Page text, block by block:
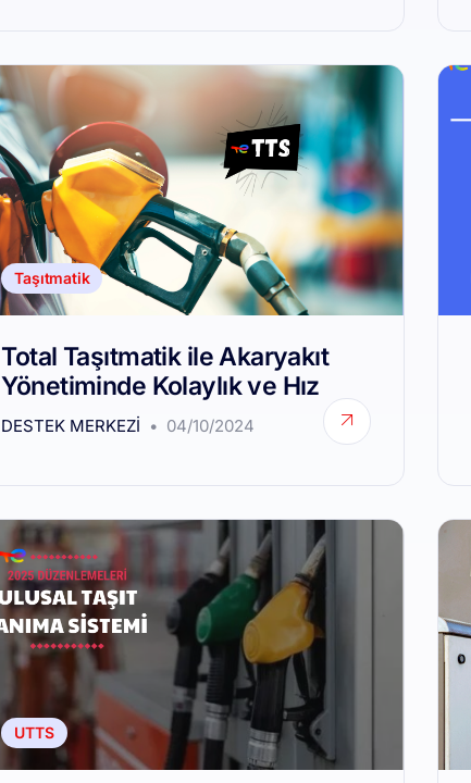
Taşıtmatik
Total Taşıtmatik ile Akaryakıt
Yönetiminde Kolaylık ve Hız
DESTEK MERKEZI 04/10/2024
UTTS